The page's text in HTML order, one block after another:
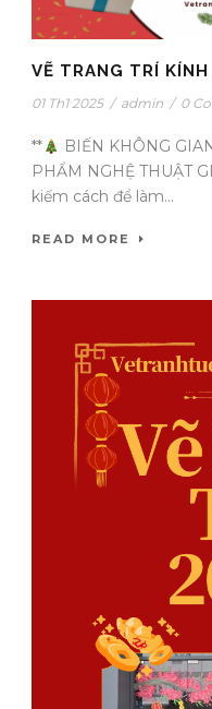
VẼ TRANG TRÍ
01 Th1 2025 / admin / 0
**
BIẾN KHÔNG
PHẨM NGHỆ THUẬT
kiếm cách để làm...
READ MORE